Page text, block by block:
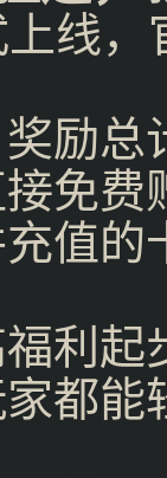
上线
奖励总
接免费
值
利起
都